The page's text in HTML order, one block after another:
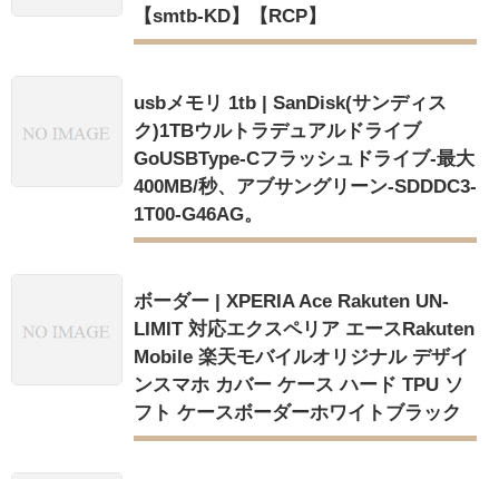
【smtb-KD】【RCP】
usbメモリ 1tb | SanDisk(サンディス
ク)1TBウルトラデュアルドライブ
GoUSBType-Cフラッシュドライブ-最大
400MB/秒、アブサングリーン-SDDDC3-
1T00-G46AG。
ボーダー | XPERIA Ace Rakuten UN-
LIMIT 対応エクスペリア エースRakuten
Mobile 楽天モバイルオリジナル デザイ
ンスマホ カバー ケース ハード TPU ソ
フト ケースボーダーホワイトブラック